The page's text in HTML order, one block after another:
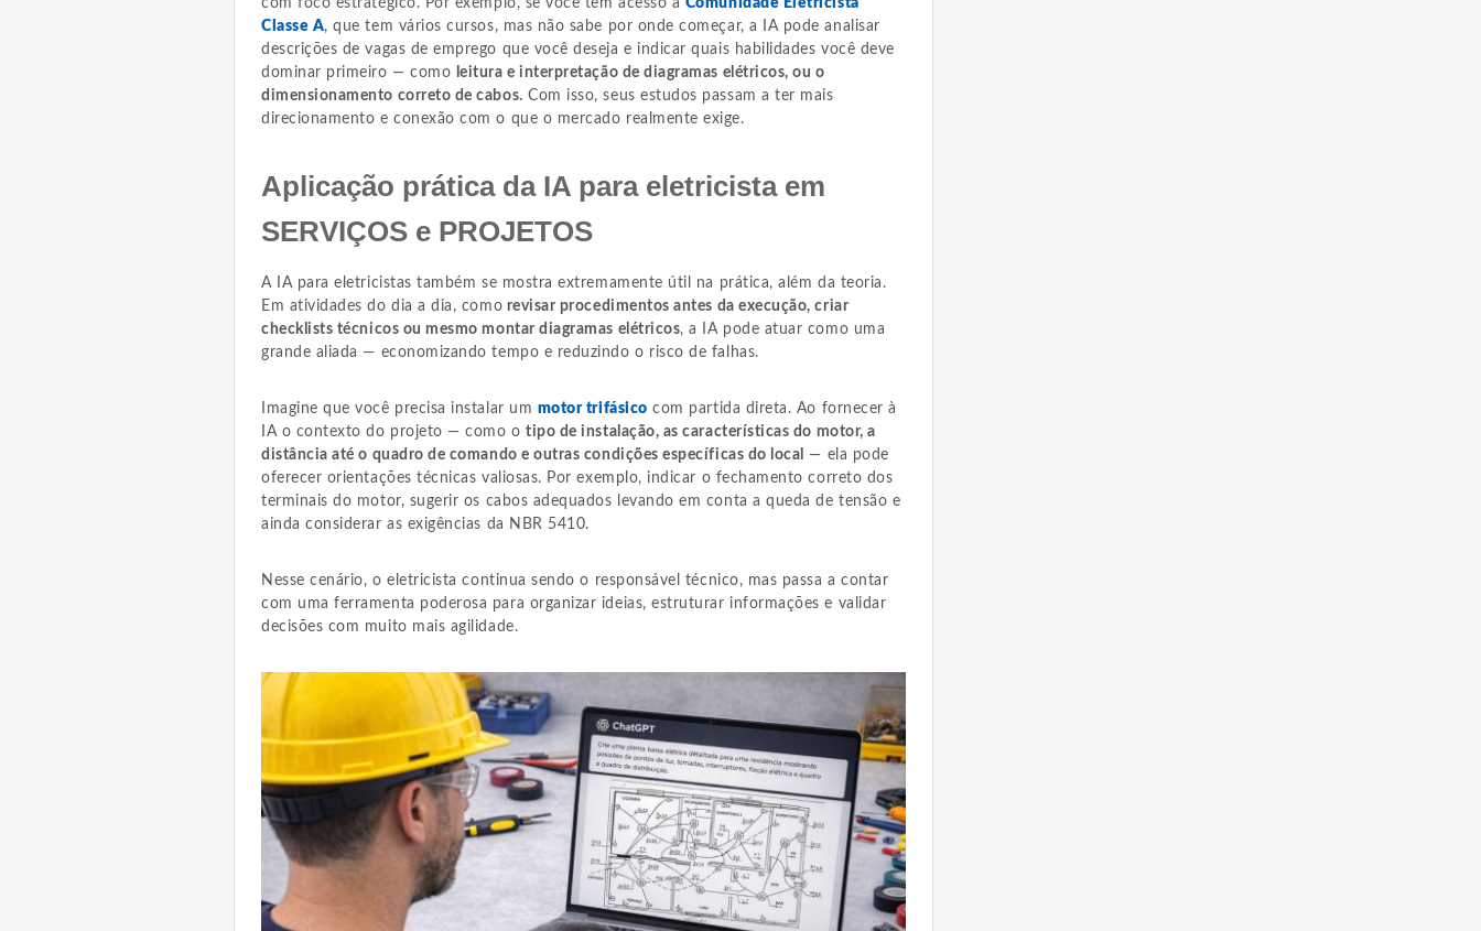
com foco estratégico. Por exemplo, se você tem acesso a Comunidade Eletricista
Classe A, que tem vários cursos, mas não sabe por onde começar, a IA pode analisar
descrições de vagas de emprego que você deseja e indicar quais habilidades você deve
dominar primeiro — como leitura e interpretação de diagramas elétricos, ou o
dimensionamento correto de cabos. Com isso, seus estudos passam a ter mais
direcionamento e conexão com o que o mercado realmente exige.
Aplicação prática da IA para eletricista em
SERVIÇOS e PROJETOS
A IA para eletricistas também se mostra extremamente útil na prática, além da teoria.
Em atividades do dia a dia, como revisar procedimentos antes da execução, criar
checklists técnicos ou mesmo montar diagramas elétricos, a IA pode atuar como uma
grande aliada — economizando tempo e reduzindo o risco de falhas.
Imagine que você precisa instalar um motor trifásico com partida direta. Ao fornecer à
IA o contexto do projeto — como otipo de instalação, as características do motor, a
distância até o quadro de comando e outras condições específicas do local
— ela pode
oferecer orientações técnicas valiosas. Por exemplo, indicar o fechamento correto dos
terminais do motor, sugerir os cabos adequados levando em conta a queda de tensão e
ainda considerar as exigências da NBR 5410.
Nesse cenário, o eletricista continua sendo o responsável técnico, mas passa a contar
com uma ferramenta poderosa para organizar ideias, estruturar informações e validar
decisões com muito mais agilidade.